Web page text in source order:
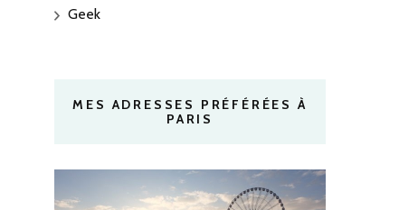
Geek
MES ADRESSES PRÉFÉRÉES À
PARIS